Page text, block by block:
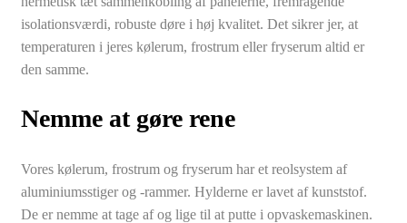
isolationsværdi, robuste døre i høj kvalitet. Det sikrer jer, at
temperaturen i jeres kølerum, frostrum eller fryserum altid er
den samme.​
Nemme at gøre rene
​Vores kølerum, frostrum og fryserum har et reolsystem af
aluminiumsstiger og -rammer. Hylderne er lavet af kunststof.
De er nemme at tage af og lige til at putte i opvaskemaskinen.